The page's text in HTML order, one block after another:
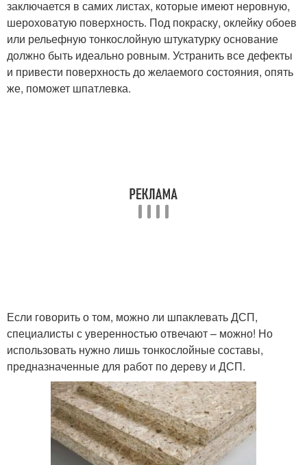
заключается в самих листах, которые имеют неровную,
шероховатую поверхность. Под покраску, оклейку обоев
или рельефную тонкослойную штукатурку основание
должно быть идеально ровным. Устранить все дефекты
и привести поверхность до желаемого состояния, опять
же, поможет шпатлевка.
Если говорить о том, можно ли шпаклевать ДСП,
специалисты с уверенностью отвечают – можно! Но
использовать нужно лишь тонкослойные составы,
предназначенные для работ по дереву и ДСП.